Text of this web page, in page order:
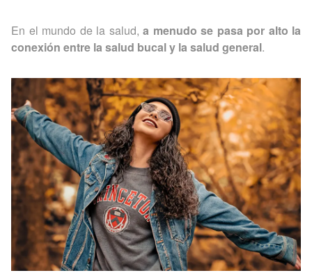
En el mundo de la salud, a menudo se pasa por alto la
conexión entre la salud bucal y la salud general.